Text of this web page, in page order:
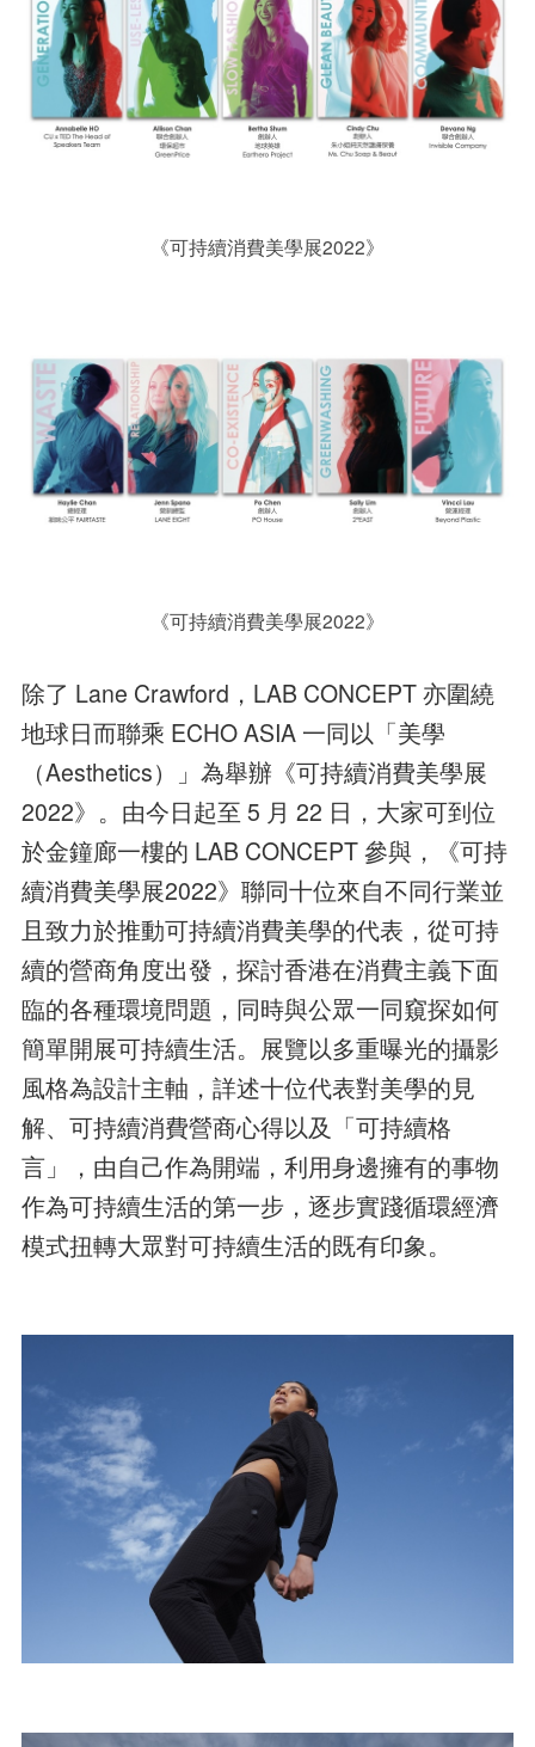
《可持續消費美學展2022》
《可持續消費美學展2022》
除了 Lane Crawford，LAB CONCEPT 亦圍繞
地球日而聯乘 ECHO ASIA 一同以「美學
（Aesthetics）」為舉辦《可持續消費美學展
2022》。由今日起至 5 月 22 日，大家可到位
於金鐘廊一樓的 LAB CONCEPT 參與，《可持
續消費美學展2022》聯同十位來自不同行業並
且致力於推動可持續消費美學的代表，從可持
續的營商角度出發，探討香港在消費主義下面
臨的各種環境問題，同時與公眾一同窺探如何
簡單開展可持續生活。展覽以多重曝光的攝影
風格為設計主軸，詳述十位代表對美學的見
解、可持續消費營商心得以及「可持續格
言」，由自己作為開端，利用身邊擁有的事物
作為可持續生活的第一步，逐步實踐循環經濟
模式扭轉大眾對可持續生活的既有印象。